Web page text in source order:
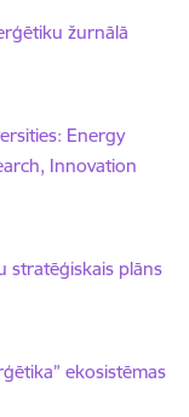
žurnālā
Energy
Innovation
stratēģiskais plāns
ekosistēmas